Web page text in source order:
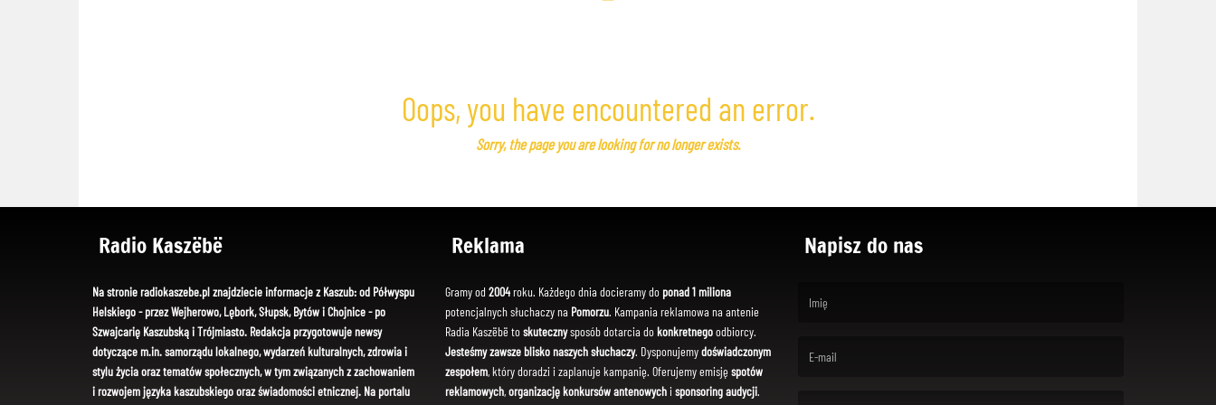
Oops, you have encountered an error.
Sorry, the page you are looking for no longer exists.
Radio Kaszëbë
Na stronie radiokaszebe.pl znajdziecie informacje z Kaszub: od Półwyspu
Helskiego - przez Wejherowo, Lębork, Słupsk, Bytów i Chojnice - po
Szwajcarię Kaszubską i Trójmiasto. Redakcja przygotowuje newsy
dotyczące m.in. samorządu lokalnego, wydarzeń kulturalnych, zdrowia i
stylu życia oraz tematów społecznych, w tym związanych z zachowaniem
i rozwojem języka kaszubskiego oraz świadomości etnicznej. Na portalu
Reklama
Gramy od 2004roku. Każdego dnia docieramy do ponad 1 miliona
potencjalnych słuchaczy na Pomorzu. Kampania reklamowa na antenie
Radia Kaszëbë toskutecznysposób dotarcia dokonkretnegoodbiorcy.
Jesteśmy zawsze blisko naszych słuchaczy. Dysponujemydoświadczonym
zespołem, który doradzi i zaplanuje kampanię. Oferujemy emisję spotów
reklamowych,organizację konkursów antenowychi sponsoring audycji.
Napisz do nas